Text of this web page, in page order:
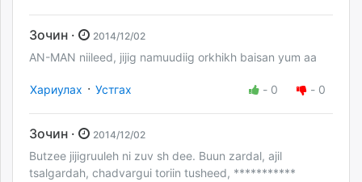
Зочин · 2014/12/02
AN-MAN niileed, jijig namuudiig orkhikh baisan yum aa
Хариулах · Устгах - 0 - 0
Зочин · 2014/12/02
Butzee jijigruuleh ni zuv sh dee. Buun zardal, ajil
tsalgardah, chadvargui toriin tusheed, ***********